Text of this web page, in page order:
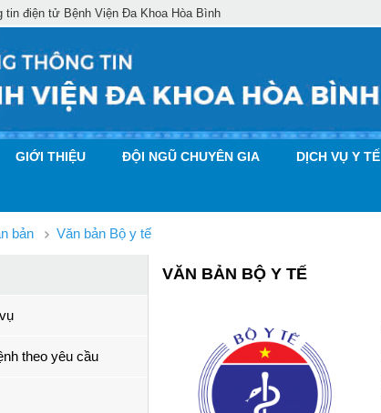
tin điện tử Bệnh Viện Đa Khoa Hòa Bình
GIỚI THIỆU ĐỘI NGŨ CHUYÊN GIA DỊCH VỤ Y TẾ
bản Văn bản Bộ y tế
theo yêu cầu
VĂN BẢN BỘ Y TẾ